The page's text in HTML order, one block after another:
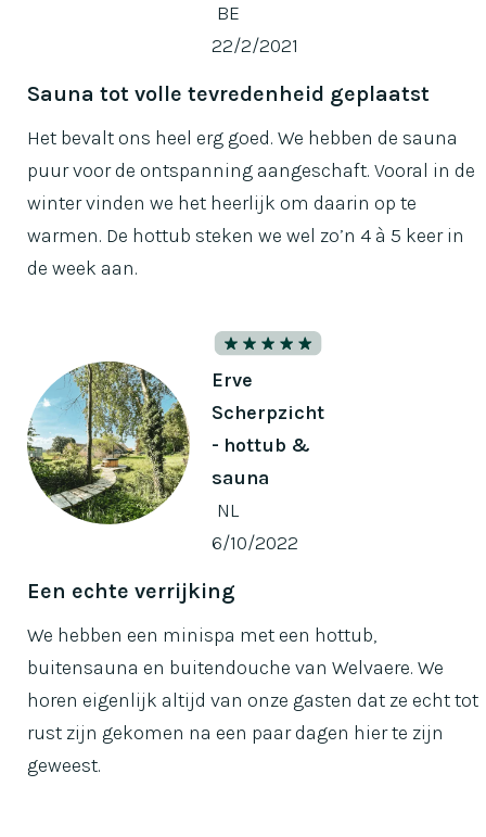
BE
22/2/2021
Sauna tot volle tevredenheid geplaatst
Het bevalt ons heel erg goed. We hebben de sauna
puur voor de ontspanning aangeschaft. Vooral in de
winter vinden we het heerlijk om daarin op te
warmen. De hottub steken we wel zo’n 4 à 5 keer in
de week aan.
Erve
Scherpzicht
- hottub &
sauna
NL
6/10/2022
Een echte verrijking
We hebben een minispa met een hottub,
buitensauna en buitendouche van Welvaere. We
horen eigenlijk altijd van onze gasten dat ze echt tot
rust zijn gekomen na een paar dagen hier te zijn
geweest.